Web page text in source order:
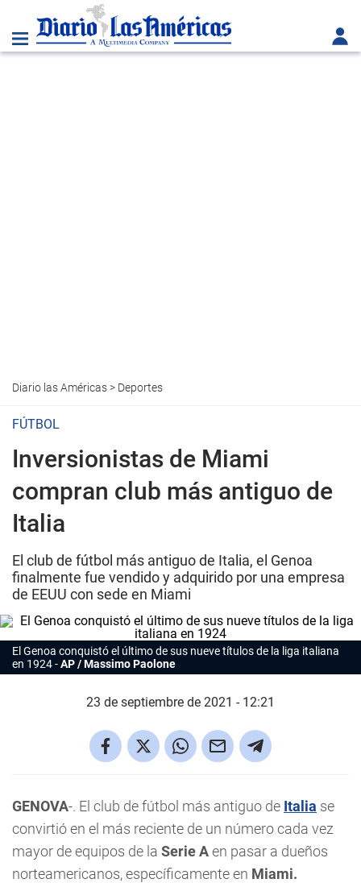
Diario las Américas> Deportes
FÚTBOL
Inversionistas de Miami
compran club más antiguo de
Italia
El club de fútbol más antiguo de Italia, el Genoa
finalmente fue vendido y adquirido por una empresa
de EEUU con sede en Miami
El Genoa conquistó el último de sus nueve títulos de la liga italiana
en 1924
AP / Massimo Paolone
23 de septiembre de 2021 - 12:21
GENOVA-. El club de fútbol más antiguo de Italia se
convirtió en el más reciente de un número cada vez
mayor de equipos de la Serie Aen pasar a dueños
norteamericanos, específicamente en Miami.